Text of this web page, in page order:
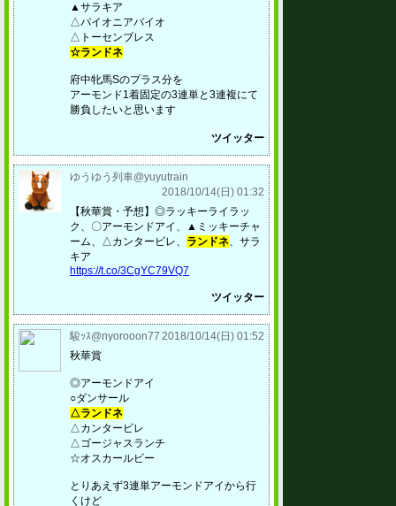
▲サラキア
△パイオニアバイオ
△トーセンブレス
☆ランドネ
府中牝馬Sのプラス分を
アーモンド1着固定の3連単と3連複にて
勝負したいと思います
ツイッター
ゆうゆう列車@yuyutrain
2018/10/14(日) 01:32
【秋華賞・予想】◎ラッキーライラッ
ク、〇アーモンドアイ、▲ミッキーチャ
ーム、△カンタービレ、 ランドネ、サラ
キア
https://t.co/3CgYC79VQ7
ツイッター
駿ｯｽ@nyorooon77 2018/10/14(日) 01:52
秋華賞
◎アーモンドアイ
○ダンサール
△ランドネ
△カンタービレ
△ゴージャスランチ
☆オスカールビー
とりあえず3連単アーモンドアイから行
くけど